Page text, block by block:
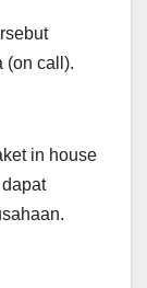
(on call).
in house